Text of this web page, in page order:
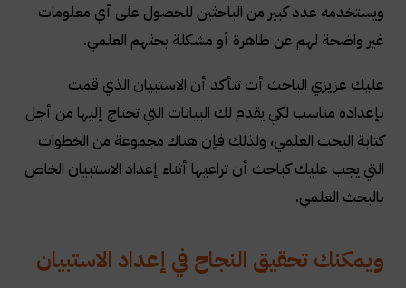
ويستخدمه عدد كبير من الباحثين للحصول على أي معلومات
غير واضحة لهم عن ظاهرة أو مشكلة بحثهم العلمي.
عليك عزيزي الباحث أت تتأكد أن الاستبيان الذي قمت
بإعداده مناسب لكي يقدم لك البيانات التي تحتاج إليها من أجل
كتابة البحث العلمي، ولذلك فإن هناك مجموعة من الخطوات
التي يجب عليك كباحث أن تراعيها أثناء إعداد الاستبيان الخاص
بالبحث العلمي.
ويمكنك تحقيق النجاح في إعداد الاستبيان